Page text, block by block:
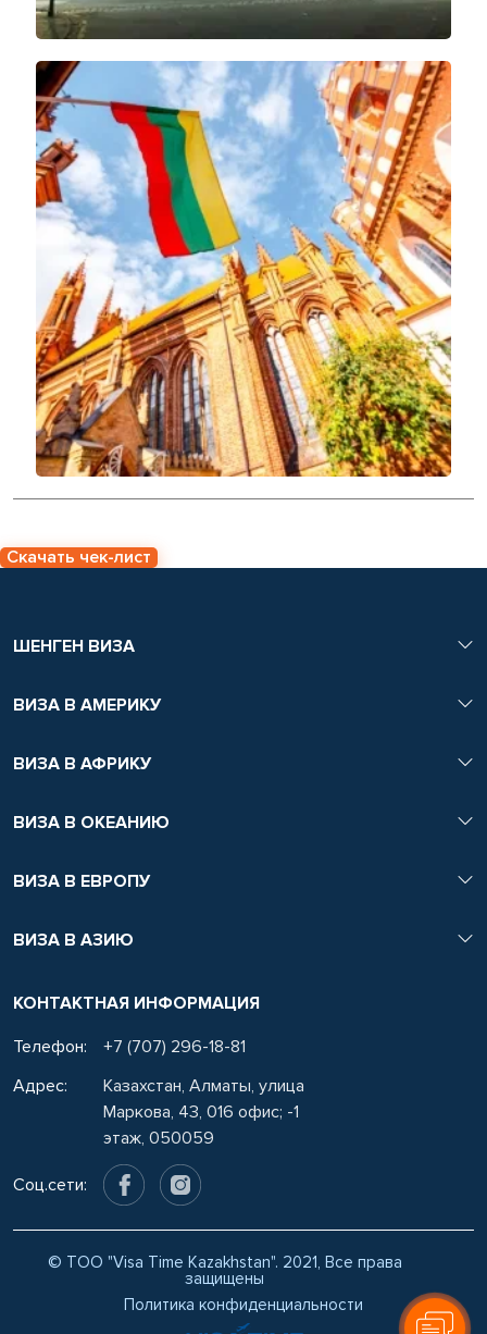
Скачать чек-лист
ШЕНГЕН ВИЗА
ВИЗА В АМЕРИКУ
ВИЗА В АФРИКУ
ВИЗА В ОКЕАНИЮ
ВИЗА В ЕВРОПУ
ВИЗА В АЗИЮ
КОНТАКТНАЯ ИНФОРМАЦИЯ
Телефон:
+7 (707) 296-18-81
Адрес:
Казахстан, Алматы, улица
Маркова, 43, 016 офис; -1
этаж, 050059
Соц.сети:
© ТОО "Visa Time Kazakhstan". 2021, Все права
защищены
Политика конфиденциальности